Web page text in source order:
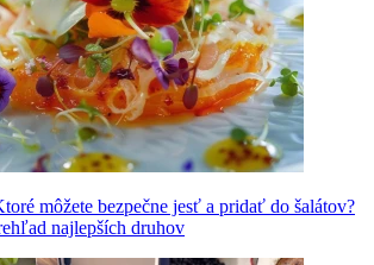
môžete bezpečne jesť a pridať do šalátov?
najlepších druhov